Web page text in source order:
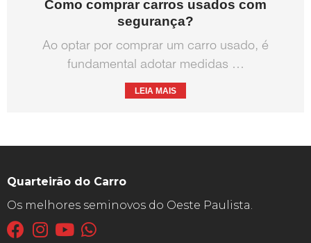
Como comprar carros usados com
segurança?
Ao optar por comprar um carro usado, é
fundamental adotar medidas …
LEIA MAIS
Quarteirão do Carro
Os melhores seminovos do Oeste Paulista.